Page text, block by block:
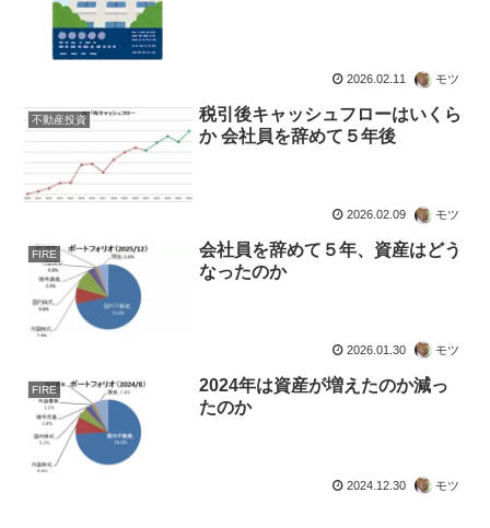
2026.02.11 モツ
不動産投資
税引後キャッシュフローはいくら
か 会社員を辞めて５年後
2026.02.09 モツ
FIRE
会社員を辞めて５年、資産はどう
なったのか
2026.01.30 モツ
FIRE
2024年は資産が増えたのか減っ
たのか
2024.12.30 モツ